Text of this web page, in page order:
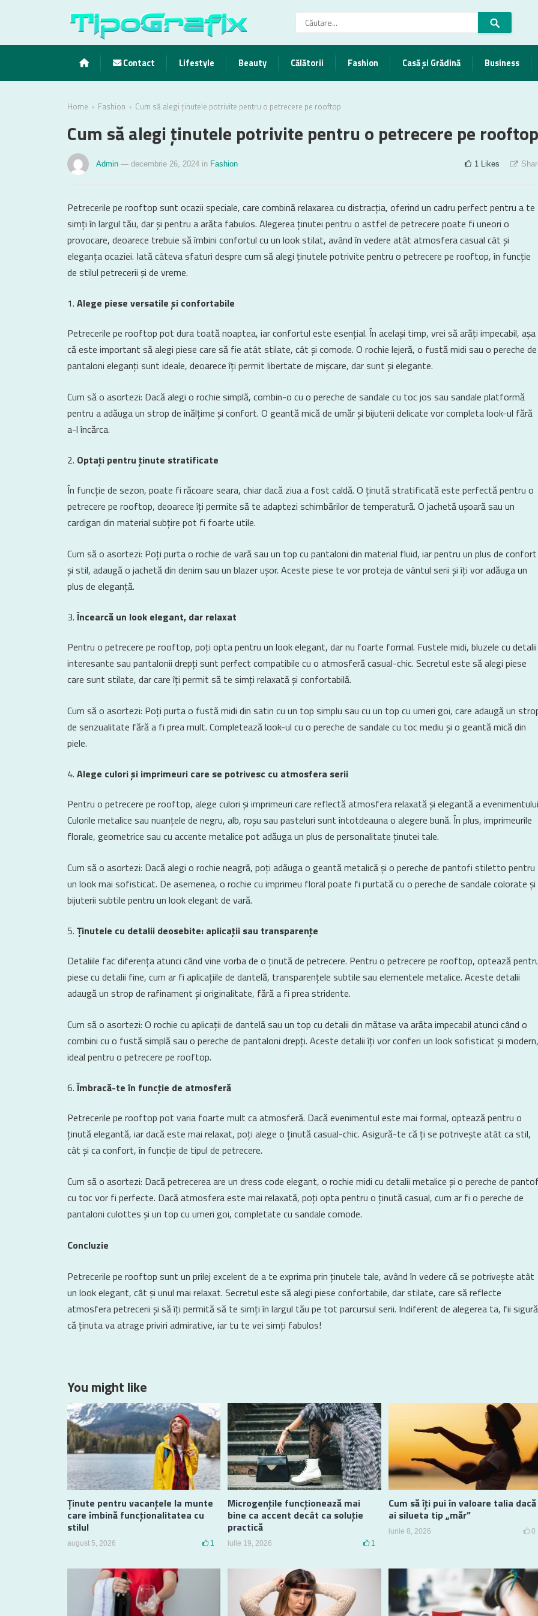
Contact Lifestyle Beauty Călătorii Fashion Casă și Grădină Business
Home › Fashion › Cum să alegi ținutele potrivite pentru o petrecere pe rooftop
Cum să alegi ținutele potrivite pentru o petrecere pe rooftop
Admin — decembrie 26, 2024 in Fashion 1 Likes
Petrecerile pe rooftop sunt ocazii speciale, care combină relaxarea cu distracția, oferind un cadru perfect pentru a te
simți în largul tău, dar și pentru a arăta fabulos. Alegerea ținutei pentru o astfel de petrecere poate fi uneori o
provocare, deoarece trebuie să îmbini confortul cu un look stilat, având în vedere atât atmosfera casual cât și
eleganța ocaziei. Iată câteva sfaturi despre cum să alegi ținutele potrivite pentru o petrecere pe rooftop, în funcție
de stilul petrecerii și de vreme.
Alege piese versatile și confortabile
Petrecerile pe rooftop pot dura toată noaptea, iar confortul este esențial. În același timp, vrei să arăți impecabil, așa
că este important să alegi piese care să fie atât stilate, cât și comode. O rochie lejeră, o fustă midi sau o pereche de
pantaloni eleganți sunt ideale, deoarece îți permit libertate de mișcare, dar sunt și elegante.
Cum să o asortezi: Dacă alegi o rochie simplă, combin-o cu o pereche de sandale cu toc jos sau sandale platformă
pentru a adăuga un strop de înălțime și confort. O geantă mică de umăr și bijuterii delicate vor completa look-ul fără
a-l încărca.
Optați pentru ținute stratificate
În funcție de sezon, poate fi răcoare seara, chiar dacă ziua a fost caldă. O ținută stratificată este perfectă pentru o
petrecere pe rooftop, deoarece îți permite să te adaptezi schimbărilor de temperatură. O jachetă ușoară sau un
cardigan din material subțire pot fi foarte utile.
Cum să o asortezi: Poți purta o rochie de vară sau un top cu pantaloni din material fluid, iar pentru un plus de confort
și stil, adaugă o jachetă din denim sau un blazer ușor. Aceste piese te vor proteja de vântul serii și îți vor adăuga un
plus de eleganță.
Încearcă un look elegant, dar relaxat
Pentru o petrecere pe rooftop, poți opta pentru un look elegant, dar nu foarte formal. Fustele midi, bluzele cu detalii
interesante sau pantalonii drepți sunt perfect compatibile cu o atmosferă casual-chic. Secretul este să alegi piese
care sunt stilate, dar care îți permit să te simți relaxată și confortabilă.
Cum să o asortezi: Poți purta o fustă midi din satin cu un top simplu sau cu un top cu umeri goi, care adaugă un
de senzualitate fără a fi prea mult. Completează look-ul cu o pereche de sandale cu toc mediu și o geantă mică din
piele.
Alege culori și imprimeuri care se potrivesc cu atmosfera serii
Pentru o petrecere pe rooftop, alege culori și imprimeuri care reflectă atmosfera relaxată și elegantă a
Culorile metalice sau nuanțele de negru, alb, roșu sau pasteluri sunt întotdeauna o alegere bună. În plus, imprimeurile
florale, geometrice sau cu accente metalice pot adăuga un plus de personalitate ținutei tale.
Cum să o asortezi: Dacă alegi o rochie neagră, poți adăuga o geantă metalică și o pereche de pantofi stiletto pentru
un look mai sofisticat. De asemenea, o rochie cu imprimeu floral poate fi purtată cu o pereche de sandale colorate și
bijuterii subtile pentru un look elegant de vară.
Ținutele cu detalii deosebite: aplicații sau transparențe
Detaliile fac diferența atunci când vine vorba de o ținută de petrecere. Pentru o petrecere pe rooftop, optează
piese cu detalii fine, cum ar fi aplicațiile de dantelă, transparențele subtile sau elementele metalice. Aceste detalii
adaugă un strop de rafinament și originalitate, fără a fi prea stridente.
Cum să o asortezi: O rochie cu aplicații de dantelă sau un top cu detalii din mătase va arăta impecabil atunci când o
combini cu o fustă simplă sau o pereche de pantaloni drepți. Aceste detalii îți vor conferi un look sofisticat și modern,
ideal pentru o petrecere pe rooftop.
Îmbracă-te în funcție de atmosferă
Petrecerile pe rooftop pot varia foarte mult ca atmosferă. Dacă evenimentul este mai formal, optează pentru o
ținută elegantă, iar dacă este mai relaxat, poți alege o ținută casual-chic. Asigură-te că ți se potrivește atât ca stil,
cât și ca confort, în funcție de tipul de petrecere.
Cum să o asortezi: Dacă petrecerea are un dress code elegant, o rochie midi cu detalii metalice și o pereche de
cu toc vor fi perfecte. Dacă atmosfera este mai relaxată, poți opta pentru o ținută casual, cum ar fi o pereche de
pantaloni culottes și un top cu umeri goi, completate cu sandale comode.
Concluzie
Petrecerile pe rooftop sunt un prilej excelent de a te exprima prin ținutele tale, având în vedere că se potrivește atât
un look elegant, cât și unul mai relaxat. Secretul este să alegi piese confortabile, dar stilate, care să reflecte
atmosfera petrecerii și să îți permită să te simți în largul tău pe tot parcursul serii. Indiferent de alegerea ta, fii sigură
că ținuta va atrage priviri admirative, iar tu te vei simți fabulos!
You might like
Ținute pentru vacanțele la munte
care îmbină funcționalitatea cu
stilul
august 5, 2026 1
Microgențile funcționează mai
bine ca accent decât ca soluție
practică
iulie 19, 2026 1
Cum să îți pui în valoare talia dacă
ai silueta tip „măr”
iunie 8, 2026 0